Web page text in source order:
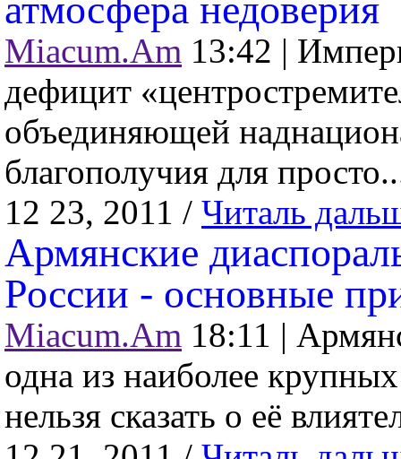
атмосфера недоверия
Miacum.Am 13:42 |
дефицит
объединяющей
благополучия для
12 23, 2011 / Читаль
Армянские
России - основные
Miacum.Am 18:11 |
одна из наиболее
нельзя сказать о её